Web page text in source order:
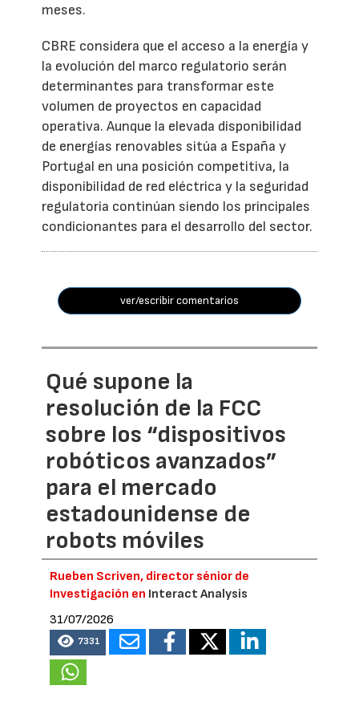
meses.
CBRE considera que el acceso a la energía y
la evolución del marco regulatorio serán
determinantes para transformar este
volumen de proyectos en capacidad
operativa. Aunque la elevada disponibilidad
de energías renovables sitúa a España y
Portugal en una posición competitiva, la
disponibilidad de red eléctrica y la seguridad
regulatoria continúan siendo los principales
condicionantes para el desarrollo del sector.
ver/escribir comentarios
Qué supone la
resolución de la FCC
sobre los “dispositivos
robóticos avanzados”
para el mercado
estadounidense de
robots móviles
Rueben Scriven, director sénior de
Investigación en Interact Analysis
31/07/2026
7331